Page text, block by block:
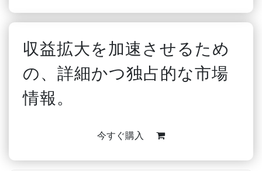
収益拡大を加速させるため
の、詳細かつ独占的な市場
情報。
今すぐ購入